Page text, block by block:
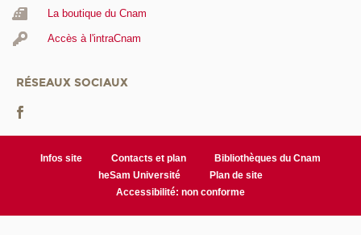
La boutique du Cnam
Accès à l'intraCnam
RÉSEAUX SOCIAUX
Infos site Contacts et plan
Bibliothèques du Cnam
heSam Université
Plan de site
Accessibilité: non conforme